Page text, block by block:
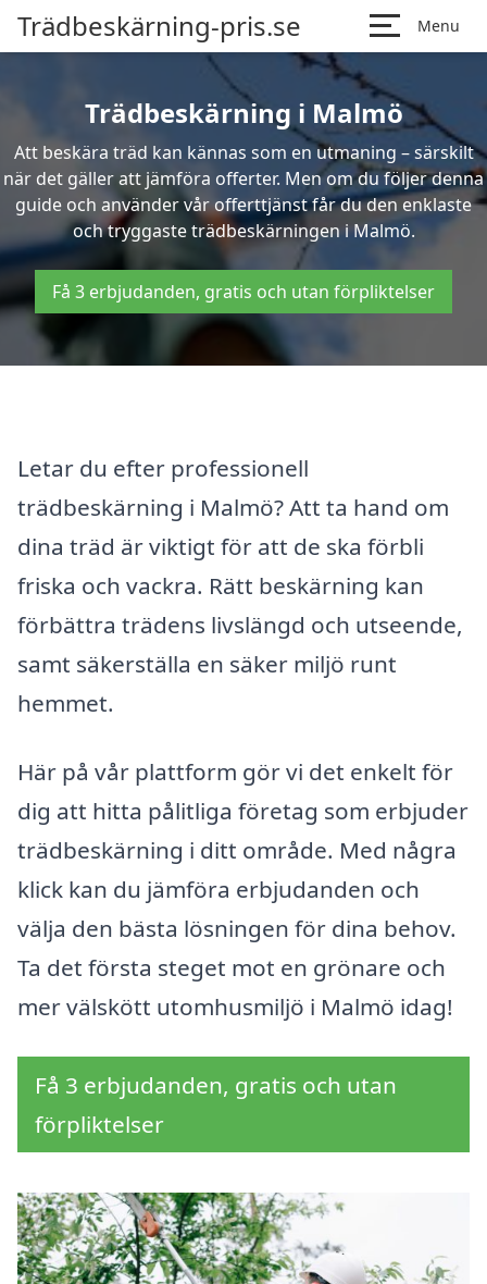
Trädbeskärning-pris.se Menu
Trädbeskärning i Malmö
Att beskära träd kan kännas som en utmaning – särskilt
när det gäller att jämföra offerter. Men om du följer denna
guide och använder vår offerttjänst får du den enklaste
och tryggaste trädbeskärningen i Malmö.
Få 3 erbjudanden, gratis och utan förpliktelser
Letar du efter professionell
trädbeskärning i Malmö? Att ta hand om
dina träd är viktigt för att de ska förbli
friska och vackra. Rätt beskärning kan
förbättra trädens livslängd och utseende,
samt säkerställa en säker miljö runt
hemmet.
Här på vår plattform gör vi det enkelt för
dig att hitta pålitliga företag som erbjuder
trädbeskärning i ditt område. Med några
klick kan du jämföra erbjudanden och
välja den bästa lösningen för dina behov.
Ta det första steget mot en grönare och
mer välskött utomhusmiljö i Malmö idag!
Få 3 erbjudanden, gratis och utan
förpliktelser